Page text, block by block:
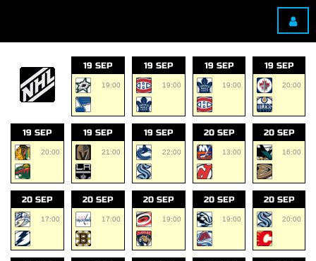
19 SEP
19:00
19 SEP
19:00
19 SEP
19:00
19 SEP
20:00
19 SEP
20:00
19 SEP
21:00
19 SEP
22:00
20 SEP
13:00
20 SEP
16:00
20 SEP
17:00
20 SEP
17:00
20 SEP
19:00
20 SEP
19:00
20 SEP
20:00